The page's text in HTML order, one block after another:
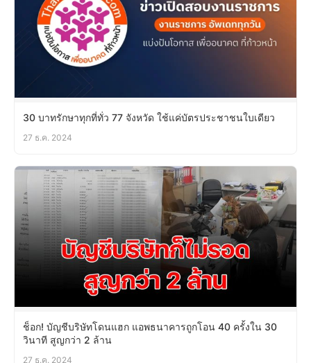
30 บาทรักษาทุกที่ทั่ว 77 จังหวัด ใช้แค่บัตรประชาชนใบเดียว
27 ธ.ค. 2024
ช็อก! บัญชีบริษัทโดนแฮก แอพธนาคารถูกโอน 40 ครั้งใน 30
วินาที สูญกว่า 2 ล้าน
27 ธ.ค. 2024